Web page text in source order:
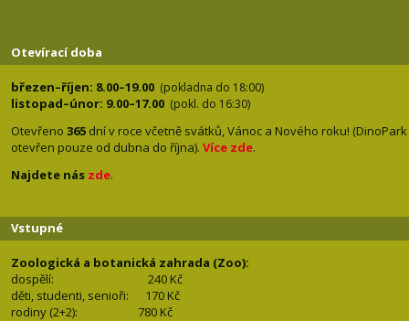
Otevírací doba
březen–říjen: 8.00–19.00 (pokladna do 18:00)
listopad–únor: 9.00–17.00 (pokl. do 16:30)
Otevřeno 365 dní v roce včetně svátků, Vánoc a Nového roku! (DinoPark
otevřen pouze od dubna do října). Více zde.
Najdete nás zde.
Vstupné
Zoologická a botanická zahrada (Zoo):
dospělí:
240 Kč
děti, studenti, senioři: 170 Kč
rodiny (2+2): 780 Kč